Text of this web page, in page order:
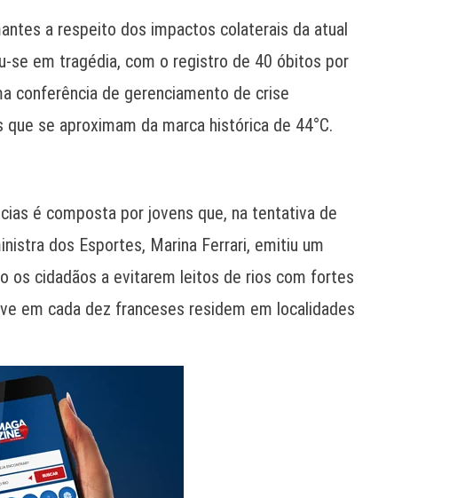
a respeito dos impactos colaterais da atual
se em tragédia, com o registro de 40 óbitos por
conferência de gerenciamento de crise
se aproximam da marca histórica de 44°C.
é composta por jovens que, na tentativa de
dos Esportes, Marina Ferrari, emitiu um
os cidadãos a evitarem leitos de rios com fortes
em cada dez franceses residem em localidades